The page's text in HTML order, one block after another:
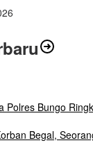
Polres Bungo
Begal,